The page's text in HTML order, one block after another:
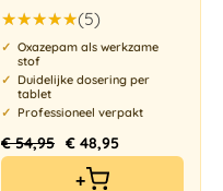
Gewaardeerd
5.00uit 5
(5)
Oxazepam als werkzame
stof
Duidelijke dosering per
tablet
Professioneel verpakt
€54,95 € 48,95
+